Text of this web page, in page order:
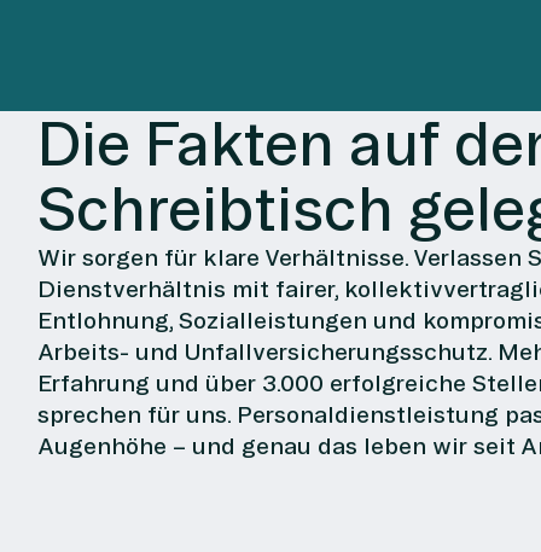
Die Fakten auf
Schreibtisch
Wir sorgen für klare Verhältnisse. Verlassen
Dienstverhältnis mit fairer,
Entlohnung, Sozialleistungen und
Arbeits- und Unfallversicherungsschutz.
Erfahrung und über 3.000 erfolgreiche
sprechen für uns. Personaldienstleistung
Augenhöhe – und genau das leben wir seit